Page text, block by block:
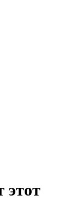
этот